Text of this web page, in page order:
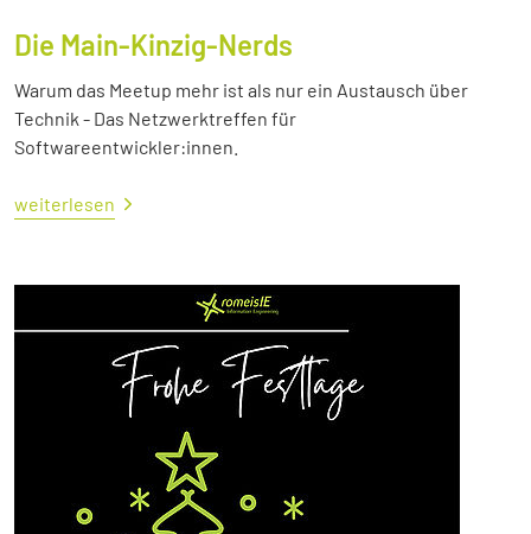
Die Main-Kinzig-Nerds
Warum das Meetup mehr ist als nur ein Austausch über
Technik - Das Netzwerktreffen für
Softwareentwickler:innen.
weiterlesen